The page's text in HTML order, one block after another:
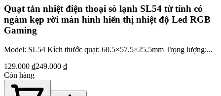
Quạt tản nhiệt điện thoại sò lạnh SL54 từ tính có
ngàm kẹp rời màn hình hiển thị nhiệt độ Led RGB
Gaming
Model: SL54 Kích thước quạt: 60.5×57.5×25.5mm Trọng lượng:...
129.000 ₫249.000 ₫
Còn hàng